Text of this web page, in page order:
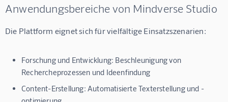
Anwendungsbereiche von Mindverse Studio
Die Plattform eignet sich für vielfältige Einsatzszenarien:
Forschung und Entwicklung: Beschleunigung von
Rechercheprozessen und Ideenfindung
Content-Erstellung: Automatisierte Texterstellung und -